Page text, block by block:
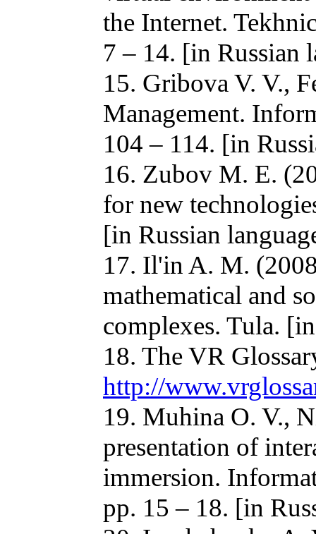
the Internet.
7 – 14. [in Russian
15. Gribova V. V.,
Management.
104 – 114. [in
16. Zubov M. E.
for new
[in Russian
17. Il'in A. M.
mathematical and
complexes. Tula.
18. The VR
http://
19. Muhina O. V.,
presentation of
immersion.
pp. 15 – 18. [in